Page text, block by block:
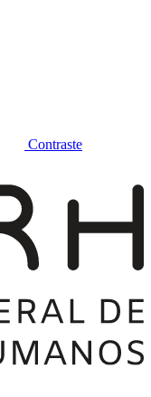
Contraste